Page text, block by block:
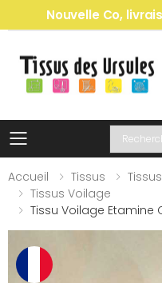
Nouvelle Co,
Toggle
Accueil
Tissus
Tissus Voilage
Tissu Voilage Etamine